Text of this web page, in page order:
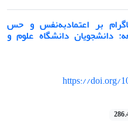
بر اعتمادبه‌نفس و حس
دانشجویان دانشگاه علوم و
https://doi.org/